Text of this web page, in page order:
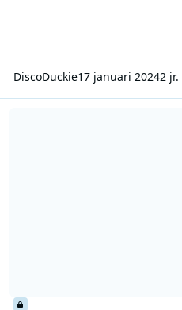
DiscoDuckie17 januari 20242 jr.